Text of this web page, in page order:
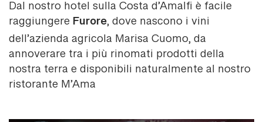
Dal nostro hotel sulla Costa d’Amalfi è facile
raggiungere Furore, dove nascono i vini
dell’azienda agricola Marisa Cuomo, da
annoverare tra i più rinomati prodotti della
nostra terra e disponibili naturalmente al nostro
ristorante M’Ama